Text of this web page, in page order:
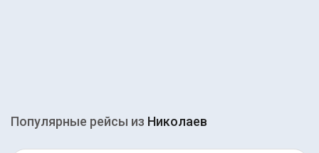
Популярные рейсы из Николаев